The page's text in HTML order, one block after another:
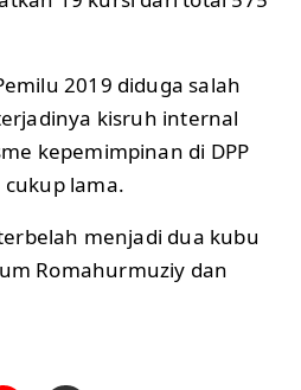
2019 diduga salah
kisruh internal
kepemimpinan di DPP
cukup lama.
menjadi dua kubu
Romahurmuziy dan